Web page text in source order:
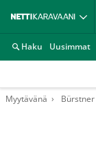
Haku Uusimmat
Myytävänä Bürstner